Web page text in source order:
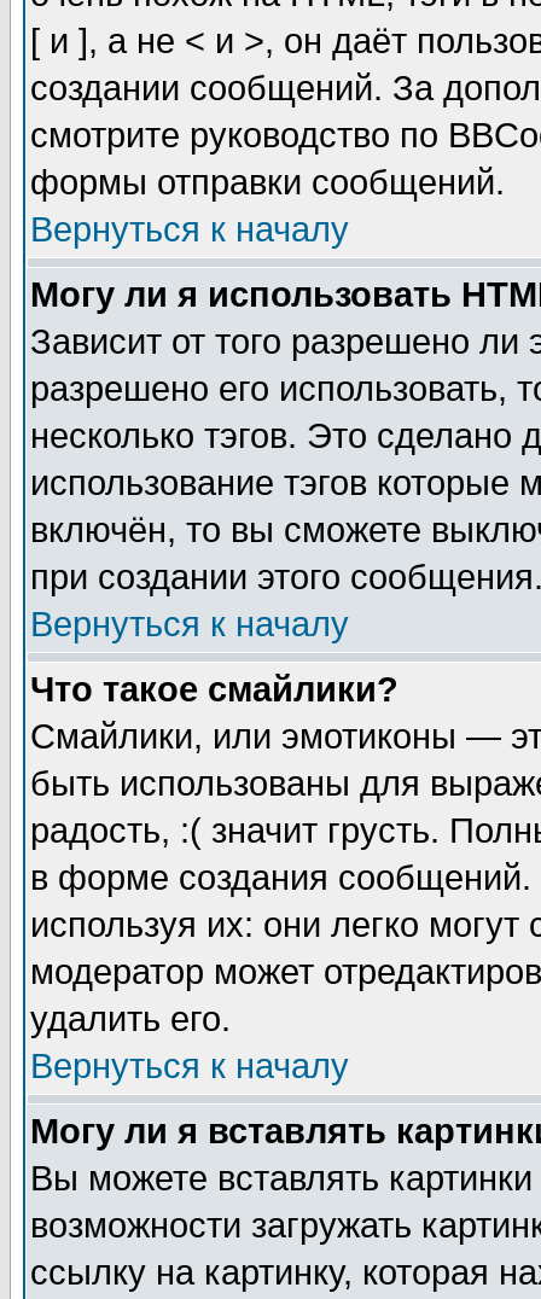
[ и ], а не < и >, он даёт
создании сообщений. За
смотрите руководство по
формы отправки сообщений.
Вернуться к началу
Могу ли я использовать
Зависит от того разрешено
разрешено его использовать,
несколько тэгов. Это сделано
использование тэгов
включён, то вы сможете
при создании этого
Вернуться к началу
Что такое смайлики?
Смайлики, или эмотиконы —
быть использованы для
радость, :( значит грусть.
в форме создания сообщений.
используя их: они легко
модератор может
удалить его.
Вернуться к началу
Могу ли я вставлять
Вы можете вставлять
возможности загружать
ссылку на картинку, которая